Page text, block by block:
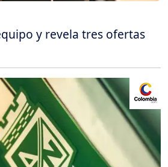
y revela tres ofertas